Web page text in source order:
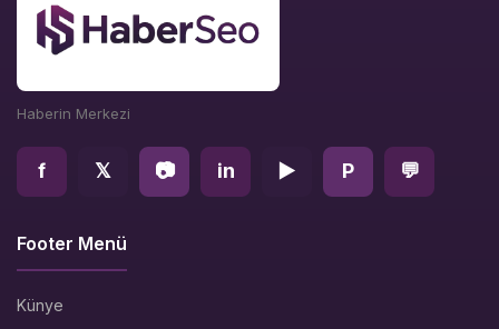
Haberin Merkezi
f 𝕏 📷 in ▶ P 💬
Footer Menü
Künye